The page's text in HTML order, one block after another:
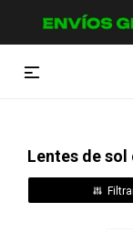

Lentes de